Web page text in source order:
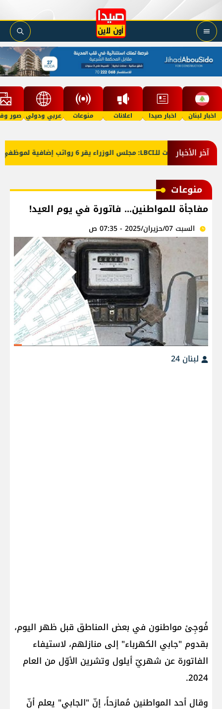
اخبار لبنان اخبار صيدا اعلانات منوعات عربي ودولي صور
آخر الأخبار
معلومات للـLBCI: مجلس الوزراء يقر 6 رواتب إضافية لموظفي القطاع العام وصرف الفروقات بأثر رجعي منذ آذار
منوعات
مفاجأة للمواطنين... فاتورة في يوم العيد!
السبت 07/حزيران/2025 - 07:35 ص
لبنان 24
فُوجِئ مواطنون في بعض المناطق قبل ظهر اليوم،
بقدوم "جابي الكهرباء" إلى منازلهم، لاستيفاء
الفاتورة عن شهريّ أيلول وتشرين الأوّل من العام
2024.
وقال أحد المواطنين مُمازحاً، إنّ "الجابي" يعلم أنّ